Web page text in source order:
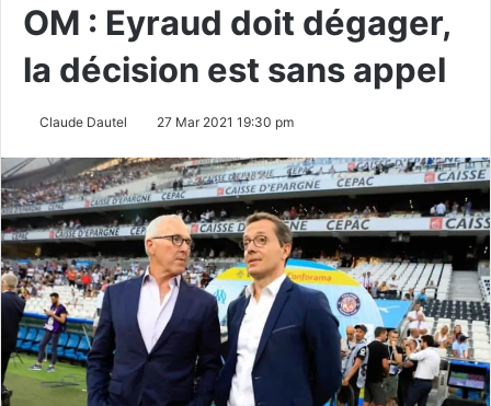
OM : Eyraud doit dégager,
la décision est sans appel
Claude Dautel 27 Mar 2021 19:30 pm